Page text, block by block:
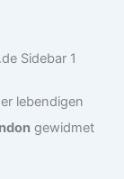
lebendigen
gewidmet